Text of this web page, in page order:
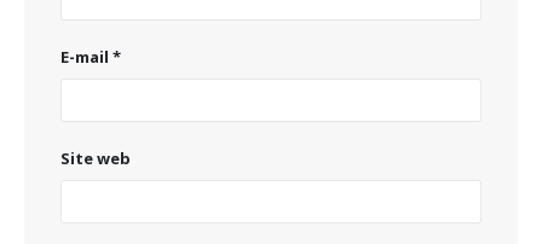
E-mail *
Site web